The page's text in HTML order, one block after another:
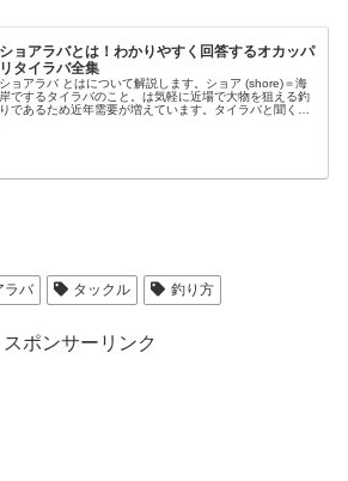
ショアラバとは！わかりやすく回答するオカッパ
リタイラバ全集
ショアラバ とはについて解説します。ショア (shore)＝海
岸でするタイラバのこと。は気軽に近場で大物を狙える釣
りであるため近年需要が増えています。タイラバと聞くと
ラバ タックル 釣り方
スポンサーリンク